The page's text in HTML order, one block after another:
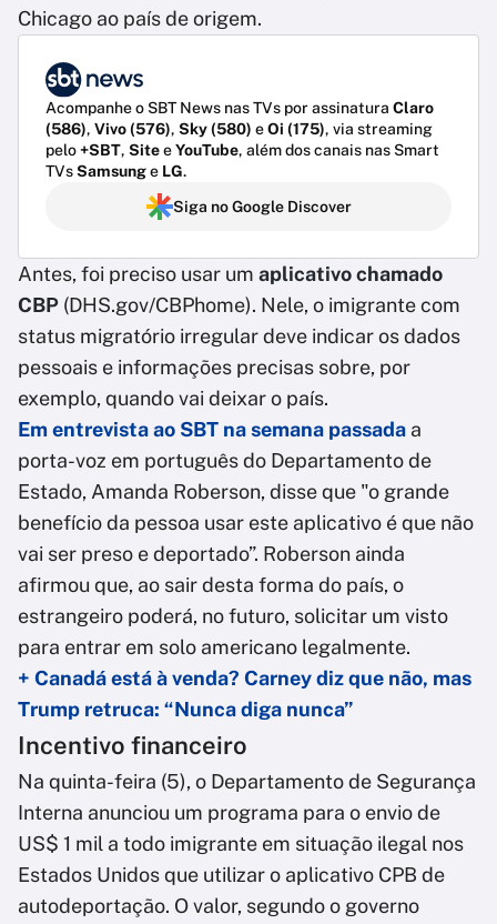
Chicago ao país de origem.
Acompanhe o SBT News nas TVs por assinatura Claro
(586), Vivo (576), Sky (580) eOi (175), via streaming
pelo+SBT, SiteeYouTube, além dos canais nas Smart
TVsSamsunge LG.
Siga no Google Discover
Antes, foi preciso usar um aplicativo chamado
CBP (DHS.gov/CBPhome). Nele, o imigrante com
status migratório irregular deve indicar os dados
pessoais e informações precisas sobre, por
exemplo, quando vai deixar o país.
Em entrevista ao SBT na semana passada a
porta-voz em português do Departamento de
Estado, Amanda Roberson, disse que "o grande
benefício da pessoa usar este aplicativo é que não
vai ser preso e deportado”. Roberson ainda
afirmou que, ao sair desta forma do país, o
estrangeiro poderá, no futuro, solicitar um visto
para entrar em solo americano legalmente.
+ Canadá está à venda? Carney diz que não, mas
Trump retruca: “Nunca diga nunca”
Incentivo financeiro
Na quinta-feira (5), o Departamento de Segurança
Interna anunciou um programa para o envio de
US$ 1 mil a todo imigrante em situação ilegal nos
Estados Unidos que utilizar o aplicativo CPB de
autodeportação. O valor, segundo o governo